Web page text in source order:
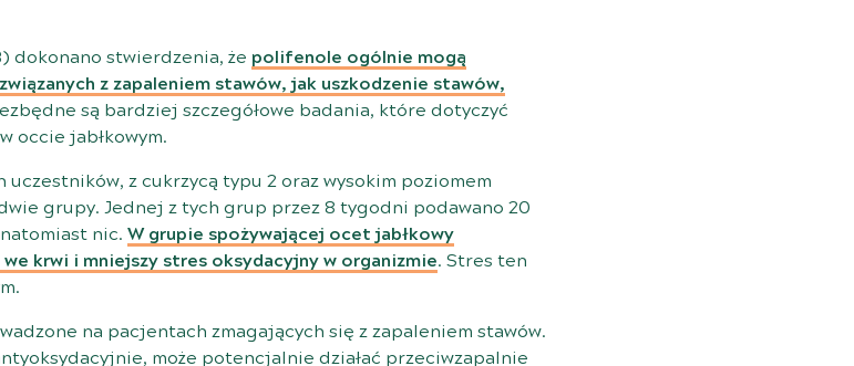
) dokonano stwierdzenia, że polifenole ogólnie mogą
z zapaleniem stawów, jak uszkodzenie stawów,
są bardziej szczegółowe badania, które dotyczyć
occie jabłkowym.
uczestników, z cukrzycą typu 2 oraz wysokim poziomem
grupy. Jednej z tych grup przez 8 tygodni podawano 20
nic. W grupie spożywającej ocet jabłkowy
krwi i mniejszy stres oksydacyjny w organizmie. Stres ten
na pacjentach zmagających się z zapaleniem stawów.
może potencjalnie działać przeciwzapalnie